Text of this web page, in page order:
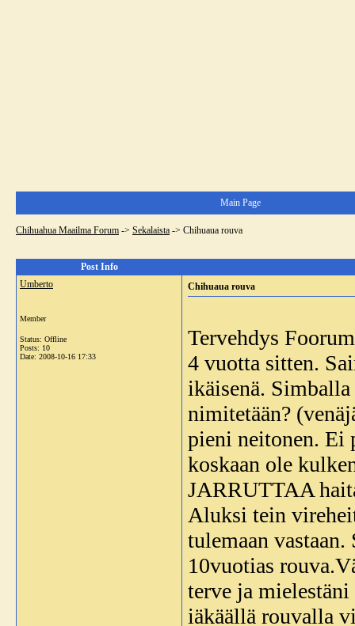
Main Page
Chihuahua Maailma Forum -> Sekalaista -> Chihuaua rouva
Post Info
Umberto
Member
Status: Offline
Posts: 10
Date: 2008-10-16 17:33
Chihuaua rouva
Tervehdys
4 vuotta sitten.
ikäisenä.
nimitetään?
pieni neitonen. Ei
koskaan ole
JARRUTTAA
Aluksi tein
tulemaan
10vuotias
terve ja
iäkäällä rouvalla